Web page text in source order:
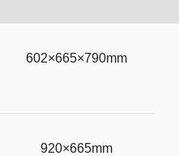
602×665×790mm
920×665mm